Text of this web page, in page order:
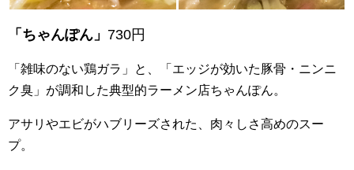
「ちゃんぽん」 730円
「雑味のない鶏ガラ」と、「エッジが効いた豚骨・ニンニ
ク臭」が調和した典型的ラーメン店ちゃんぽん。
アサリやエビがハブリーズされた、肉々しさ高めのスー
プ。